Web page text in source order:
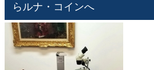
らルナ・コインへ